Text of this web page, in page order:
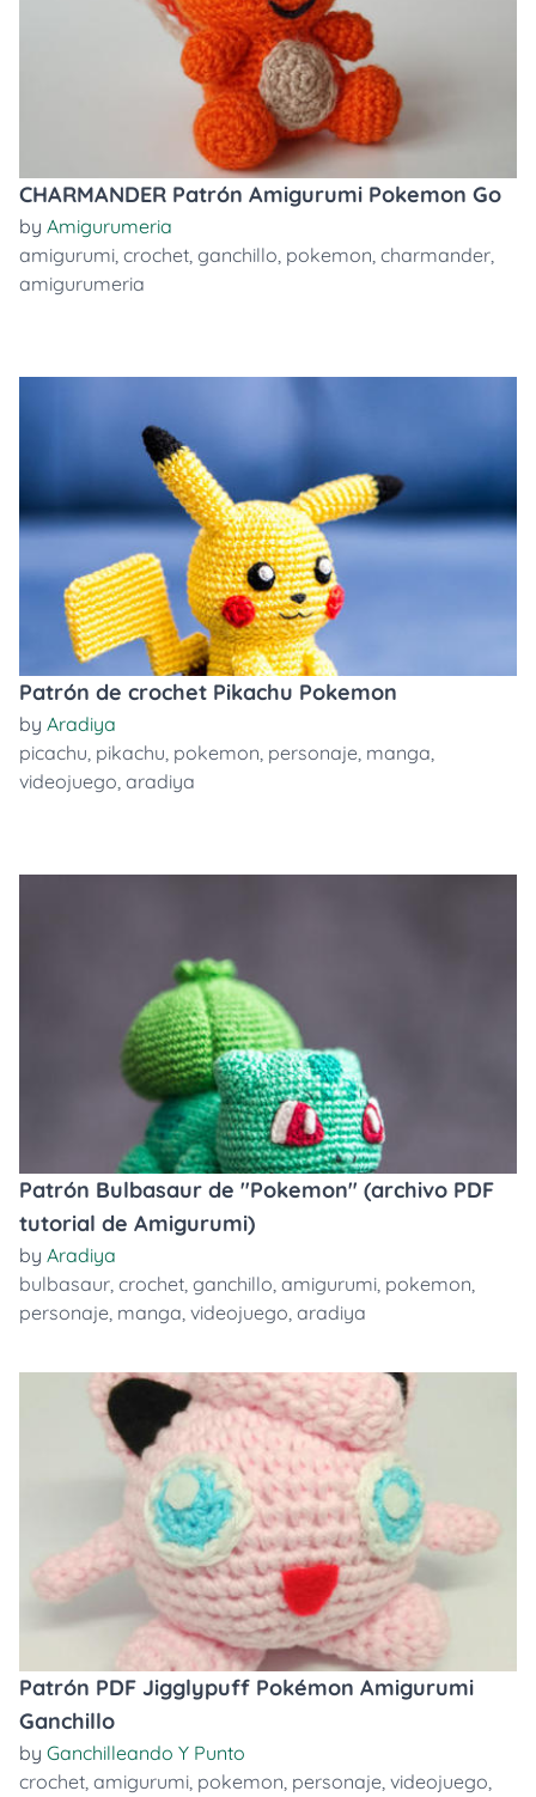
CHARMANDER Patrón Amigurumi Pokemon Go
by Amigurumeria
amigurumi, crochet, ganchillo, pokemon, charmander,
amigurumeria
Patrón de crochet Pikachu Pokemon
by Aradiya
picachu, pikachu, pokemon, personaje, manga,
videojuego, aradiya
Patrón Bulbasaur de "Pokemon" (archivo PDF
tutorial de Amigurumi)
by Aradiya
bulbasaur, crochet, ganchillo, amigurumi, pokemon,
personaje, manga, videojuego, aradiya
Patrón PDF Jigglypuff Pokémon Amigurumi
Ganchillo
by Ganchilleando Y Punto
crochet, amigurumi, pokemon, personaje, videojuego,